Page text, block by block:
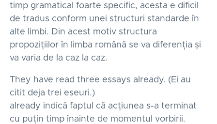
timp gramatical foarte specific, acesta e dificil
de tradus conform unei structuri standarde în
alte limbi. Din acest motiv structura
propozițiilor în limba română se va diferenția și
va varia de la caz la caz.
They have read three essays already. (Ei au
citit deja trei eseuri.)
already indică faptul că acțiunea s-a terminat
cu puțin timp înainte de momentul vorbirii.